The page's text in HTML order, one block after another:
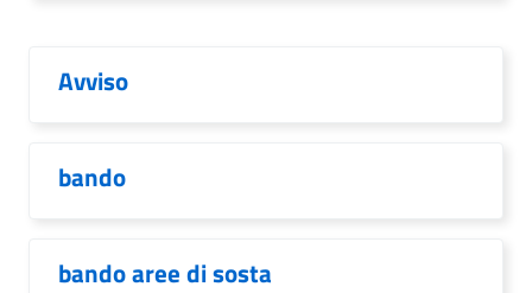
Avviso
bando
bando aree di sosta